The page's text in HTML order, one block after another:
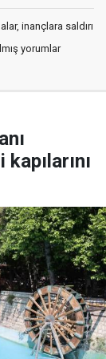
inançlara saldırı
yorumlar